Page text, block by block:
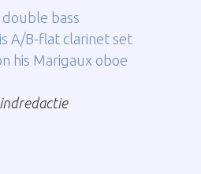
double bass
A/B-flat clarinet set
his Marigaux oboe